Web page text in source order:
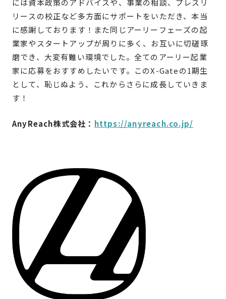
には資本政策のアドバイスや、事業の相談、プレスリ
リースの校正など多方面にサポートをいただき、本当
に感謝しております！また同じアーリーフェーズの起
業家やスタートアップが周りに多く、お互いに切磋琢
磨でき、大変有難い環境でした。全てのアーリー起業
家に応募をおすすめしたいです。このX-Gateの1期生
として、恥じぬよう、これからさらに成長していきま
す！
AnyReach株式会社： https://anyreach.co.jp/